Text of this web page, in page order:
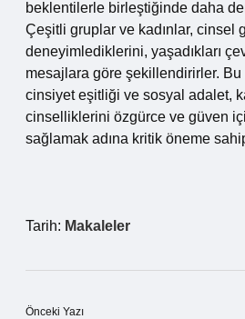
beklentilerle birleştiğinde daha
Çeşitli gruplar ve kadınlar, cinsel
deneyimlediklerini, yaşadıkları
mesajlara göre şekillendirirler. Bu
cinsiyet eşitliği ve sosyal adalet,
cinselliklerini özgürce ve güven
sağlamak adına kritik öneme
Tarih: Makaleler
Önceki Yazı